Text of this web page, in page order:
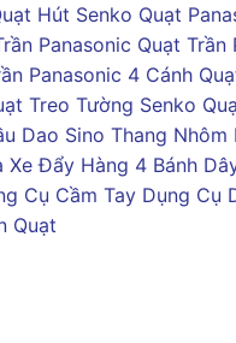
Hút Senko Quạt
Panasonic Quạt Trần
Panasonic 4 Cánh
Treo Tường Senko
Dao Sino Thang Nhôm
Xe Đẩy Hàng 4 Bánh
Cụ Cầm Tay Dụng Cụ
Quạt